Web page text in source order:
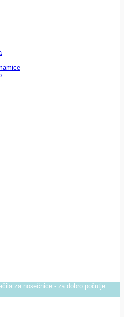
za nosečnice - za dobro počutje